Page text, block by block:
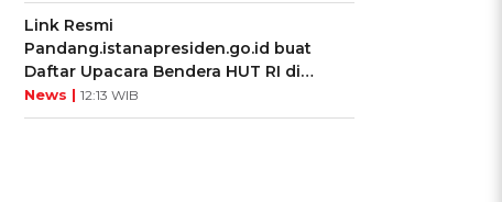
Link Resmi
Pandang.istanapresiden.go.id buat
Daftar Upacara Bendera HUT RI di
Istana Negara
News | 12:13 WIB